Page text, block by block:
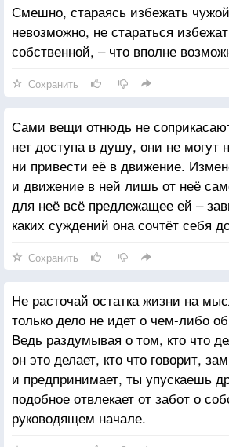
Смешно, стараясь избежать
невозможно, не стараться
собственной, – что вполне
Сохранить
Сами вещи отнюдь не
нет доступа в душу, они не могут
ни привести её в движение.
и движение в ней лишь от неё
для неё всё предлежащее ей –
каких суждений она сочтёт себя
Сохранить
Не расточай остатка жизни на
только дело не идет о чем-либо
Ведь раздумывая о том, кто что
он это делает, кто что говорит,
и предпринимает, ты упускаешь
подобное отвлекает от забот о
руководящем начале.